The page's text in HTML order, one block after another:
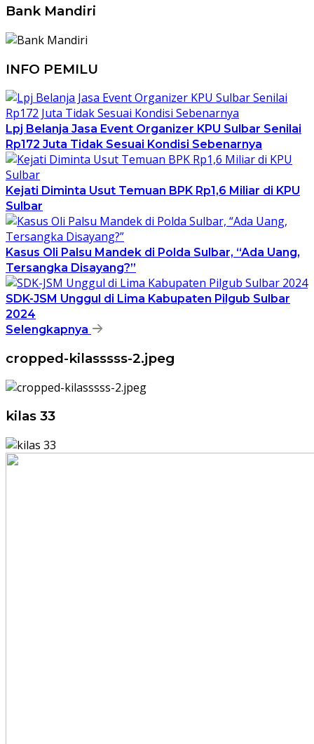
Bank Mandiri
INFO PEMILU
Lpj Belanja Jasa Event Organizer KPU Sulbar Senilai
Rp172 Juta Tidak Sesuai Kondisi Sebenarnya
Kejati Diminta Usut Temuan BPK Rp1,6 Miliar di KPU
Sulbar
Kasus Oli Palsu Mandek di Polda Sulbar, “Ada Uang,
Tersangka Disayang?”
SDK-JSM Unggul di Lima Kabupaten Pilgub Sulbar
2024
Selengkapnya
cropped-kilasssss-2.jpeg
kilas 33